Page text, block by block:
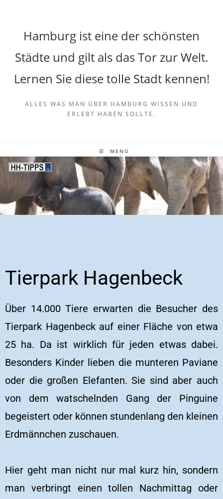
Hamburg ist eine der schönsten
Städte und gilt als das Tor zur Welt.
Lernen Sie diese tolle Stadt kennen!
ALLES WAS MAN ÜBER HAMBURG WISSEN UND
ERLEBT HABEN SOLLTE.
MENÜ
Tierpark Hagenbeck
Über 14.000 Tiere erwarten die Besucher des
Tierpark Hagenbeck auf einer Fläche von etwa
25 ha. Da ist wirklich für jeden etwas dabei.
Besonders Kinder lieben die munteren Paviane
oder die großen Elefanten. Sie sind aber auch
von dem watschelnden Gang der Pinguine
begeistert oder können stundenlang den kleinen
Erdmännchen zuschauen.
Hier geht man nicht nur mal kurz hin, sondern
man verbringt einen tollen Nachmittag oder